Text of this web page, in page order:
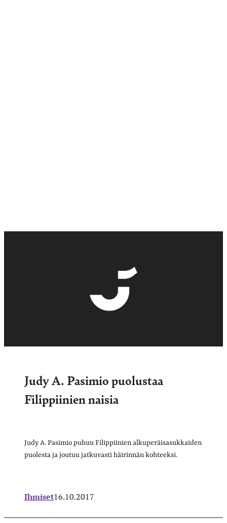
Judy A. Pasimio puolustaa
Filippiinien naisia
Judy A. Pasimio puhuu Filippiinien alkuperäisasukkaiden
puolesta ja joutuu jatkuvasti häirinnän kohteeksi.
Ihmiset16.10.2017